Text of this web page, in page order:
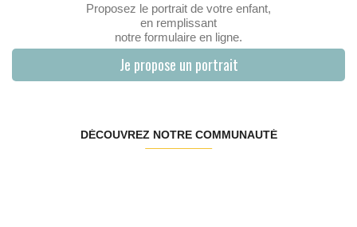
Proposez le portrait de votre enfant,
en remplissant
notre formulaire en ligne.
Je propose un portrait
DÉCOUVREZ NOTRE COMMUNAUTÉ